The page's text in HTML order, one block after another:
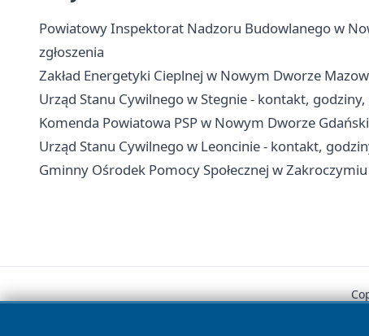
Powiatowy Inspektorat Nadzoru Budowlanego w
zgłoszenia
Zakład Energetyki Cieplnej w Nowym Dworze
Urząd Stanu Cywilnego w Stegnie - kontakt,
Komenda Powiatowa PSP w Nowym Dworze
Urząd Stanu Cywilnego w Leoncinie - kontakt,
Gminny Ośrodek Pomocy Społecznej w